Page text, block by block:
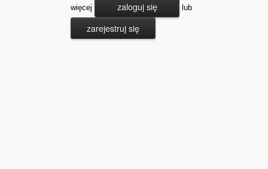
więcej
zaloguj się lub
zarejestruj się